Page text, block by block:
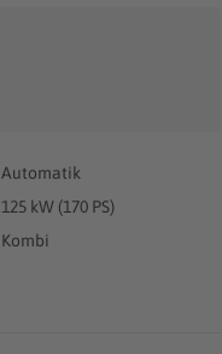
Automatik
125 kW (170 PS)
Kombi